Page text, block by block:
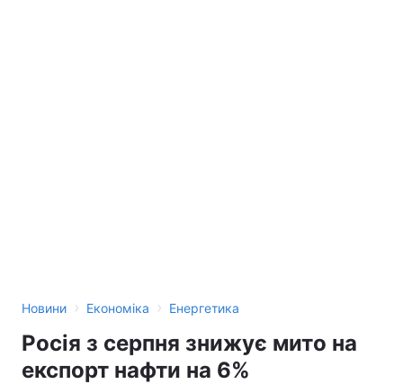
Новини › Економіка › Енергетика
Росія з серпня знижує мито на
експорт нафти на 6%